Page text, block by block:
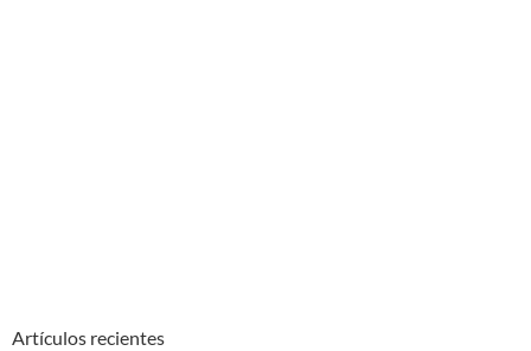
Artículos recientes